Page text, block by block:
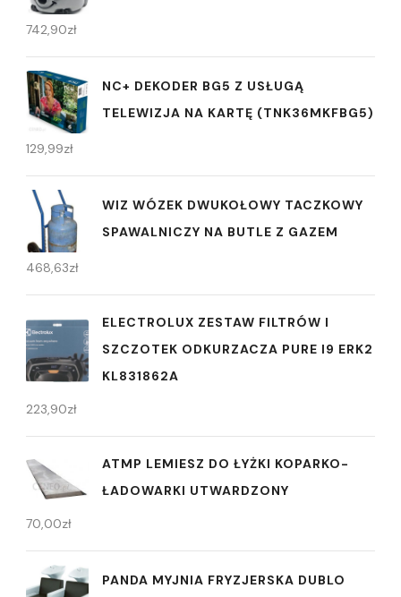
742,90zł
NC+ DEKODER BG5 Z USŁUGĄ
TELEWIZJA NA KARTĘ (TNK36MKFBG5)
129,99zł
WIZ WÓZEK DWUKOŁOWY TACZKOWY
SPAWALNICZY NA BUTLE Z GAZEM
468,63zł
ELECTROLUX ZESTAW FILTRÓW I
SZCZOTEK ODKURZACZA PURE I9 ERK2
KL831862A
223,90zł
ATMP LEMIESZ DO ŁYŻKI KOPARKO-
ŁADOWARKI UTWARDZONY
70,00zł
PANDA MYJNIA FRYZJERSKA DUBLO